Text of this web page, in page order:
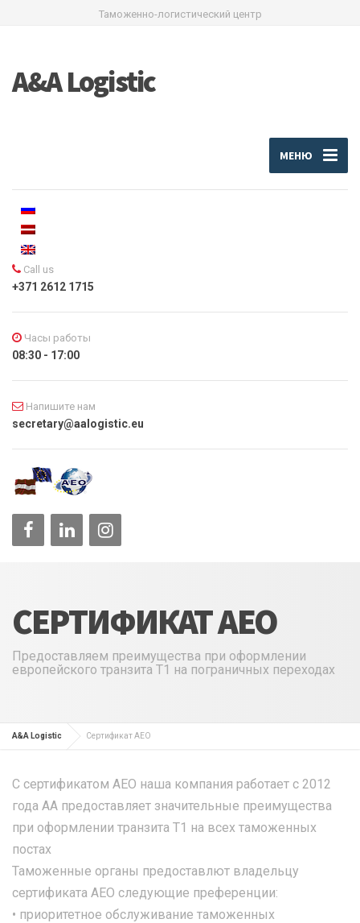
Таможенно-логистический центр
A&A Logistic
МЕНЮ
Call us
+371 2612 1715
Часы работы
08:30 - 17:00
Напишите нам
secretary@aalogistic.eu
СЕРТИФИКАТ АЕО
Предоставляем преимущества при оформлении
европейского транзита Т1 на пограничных переходах
A&A Logistic Сертификат АЕО
C cертификатом АЕО наша компания работает с 2012
года АА предоставляет значительные преимущества
при оформлении транзита Т1 на всех таможенных
постах
Таможенные органы предоставлют владельцу
сертификата АЕО следующие преференции:
• приоритетное обслуживание таможенных